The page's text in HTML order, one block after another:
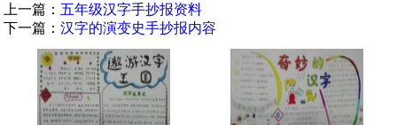
上一篇： 五年级汉字手抄报资料
下一篇：汉字的演变史手抄报内容